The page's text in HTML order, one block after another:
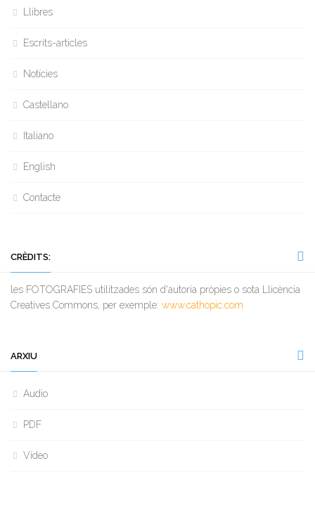
Llibres
Escrits-articles
Notícies
Castellano
Italiano
English
Contacte
CRÈDITS:
les FOTOGRAFIES utilitzades són d'autoria pròpies o sota Llicència
Creatives Commons, per exemple: www.cathopic.com
ARXIU
Audio
PDF
Video